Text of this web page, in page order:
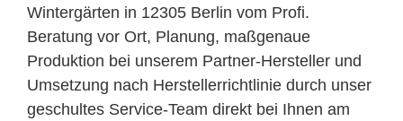
Wintergärten in 12305 Berlin vom Profi.
Beratung vor Ort, Planung, maßgenaue
Produktion bei unserem Partner-Hersteller und
Umsetzung nach Herstellerrichtlinie durch unser
geschultes Service-Team direkt bei Ihnen am